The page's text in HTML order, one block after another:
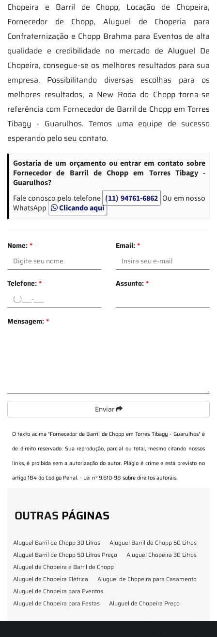
Chopeira e Barril de Chopp, Locação de Chopeira,
Fornecedor de Chopp, Aluguel de Choperia para
Confraternização e Chopp Brahma para Eventos de alta
qualidade e credibilidade no mercado de Aluguel De
Chopeira, consegue-se os melhores resultados para sua
empresa. Possibilitando diversas escolhas para os
melhores resultados, a New Roda do Chopp torna-se
referência com Fornecedor de Barril de Chopp em Torres
Tibagy - Guarulhos. Temos uma equipe de sucesso
esperando pelo seu contato.
Gostaria de um orçamento ou entrar em contato sobre
Fornecedor de Barril de Chopp em Torres Tibagy -
Guarulhos?
Fale conosco pelo telefone (11) 94761-6862 Ou em nosso
WhatsApp
Clicando aqui
Nome:* Email:*
Telefone:* Assunto:*
Mensagem:*
Enviar
O texto acima "Fornecedor de Barril de Chopp em Torres Tibagy - Guarulhos" é
de direito reservado. Sua reprodução, parcial ou total, mesmo citando nossos
links, é proibida sem a autorização do autor. Plágio é crime e está previsto no
artigo 184 do Código Penal. – Lei n° 9.610-98 sobre direitos autorais.
OUTRAS PÁGINAS
Aluguel Barril de Chopp 30 Litros
Aluguel Barril de Chopp 50 Litros
Aluguel Barril de Chopp 50 Litros Preço
Aluguel Chopeira 30 Litros
Aluguel de Chopeira e Barril de Chopp
Aluguel de Chopeira Elétrica
Aluguel de Chopeira para Casamento
Aluguel de Chopeira para Eventos
Aluguel de Chopeira para Festas
Aluguel de Chopeira Preço